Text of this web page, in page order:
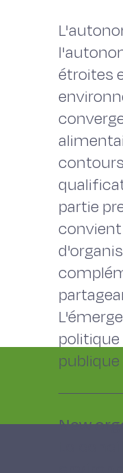
étroites
partie
politique
publique
New